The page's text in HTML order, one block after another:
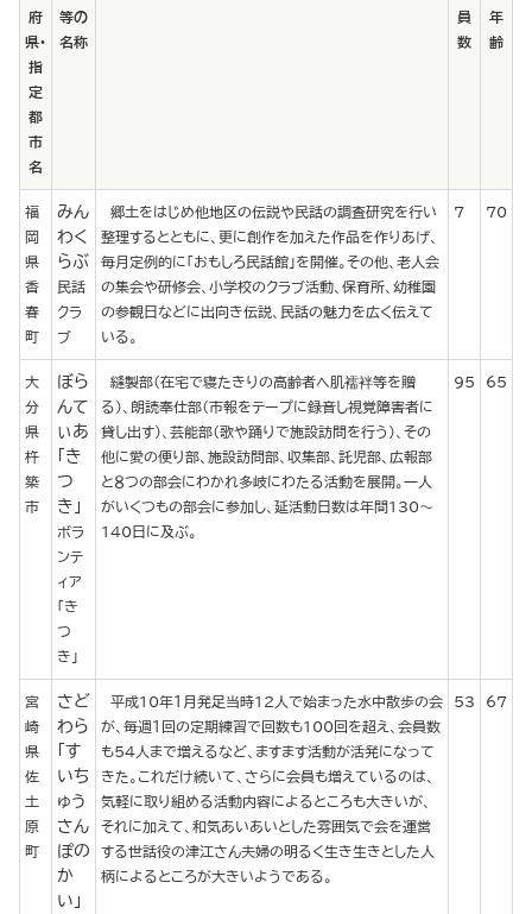
府
県・
指
定
都
市
名
等の
名称
員
数
年
齢
福
岡
県
香
春
町
みん
わく
らぶ
民話
クラ
ブ
郷土をはじめ他地区の伝説や民話の調査研究を行い
整理するとともに、更に創作を加えた作品を作りあげ、
毎月定例的に「おもしろ民話館」を開催。その他、老人会
の集会や研修会、小学校のクラブ活動、保育所、幼稚園
の参観日などに出向き伝説、民話の魅力を広く伝えて
いる。
7 70
大
分
県
杵
築
市
ぼら
んて
ぃあ
「き
つ
き」
ボラ
ンテ
ィア
「き
つ
き」
縫製部（在宅で寝たきりの高齢者へ肌襦袢等を贈
る）、朗読奉仕部（市報をテープに録音し視覚障害者に
貸し出す）、芸能部（歌や踊りで施設訪問を行う）、その
他に愛の便り部、施設訪問部、収集部、託児部、広報部
と８つの部会にわかれ多岐にわたる活動を展開。一人
がいくつもの部会に参加し、延活動日数は年間130～
140日に及ぶ。
95 65
宮
崎
県
佐
土
原
町
さど
わら
「す
いち
ゅう
さん
ぽの
か
い」
平成10年１月発足当時12人で始まった水中散歩の会
が、毎週１回の定期練習で回数も100回を超え、会員数
も54人まで増えるなど、ますます活動が活発になって
きた。これだけ続いて、さらに会員も増えているのは、
気軽に取り組める活動内容によるところも大きいが、
それに加えて、和気あいあいとした雰囲気で会を運営
する世話役の津江さん夫婦の明るく生き生きとした人
柄によるところが大きいようである。
53 67